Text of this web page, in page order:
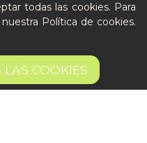
todas las cookies. Para
Política de cookies.
COOKIES